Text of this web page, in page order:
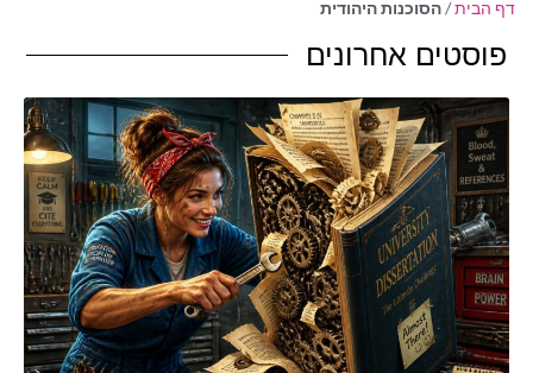
דף הבית / הסוכנות היהודית
פוסטים אחרונים